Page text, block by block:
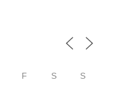
F S S